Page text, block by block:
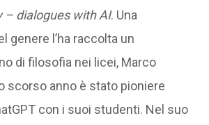
– dialogues with AI. Una
genere l’ha raccolta un
di filosofia nei licei, Marco
scorso anno è stato pioniere
con i suoi studenti. Nel suo